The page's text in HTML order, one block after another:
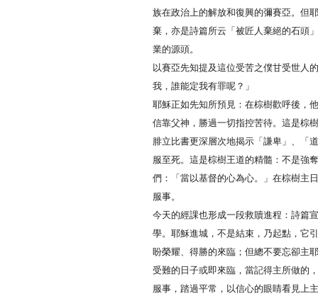
族在政治上的解放和復興的彌賽亞。但
棄，亦是詩篇所云「被匠人棄絕的石頭
業的源頭。
以賽亞先知提及這位受苦之僕甘受世人
我，誰能定我有罪呢？」
耶穌正如先知所預見：在棕樹歡呼後，
信靠父神，勝過一切指控苦待。這是棕
腓立比書更深層次地揭示「謙卑」、「
服至死。這是棕樹王道的精髓：不是強
們：「當以基督的心為心。」在棕樹主
服事。
今天的經課也形成一段救贖進程：詩篇
學。耶穌進城，不是結束，乃起點，它
盼榮耀、得勝的來臨；但總不要忘卻主
受難的日子或即來臨，當記得主所做的
服事，踏過平常，以信心的眼睛看見上